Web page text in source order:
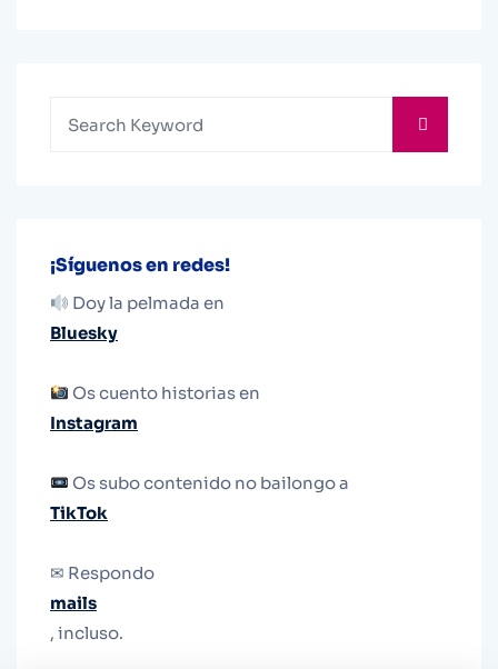
¡Síguenos en redes!
Doy la pelmada en
Bluesky
Os cuento historias en
Instagram
Os subo contenido no bailongo a
TikTok
✉ Respondo
mails
, incluso.